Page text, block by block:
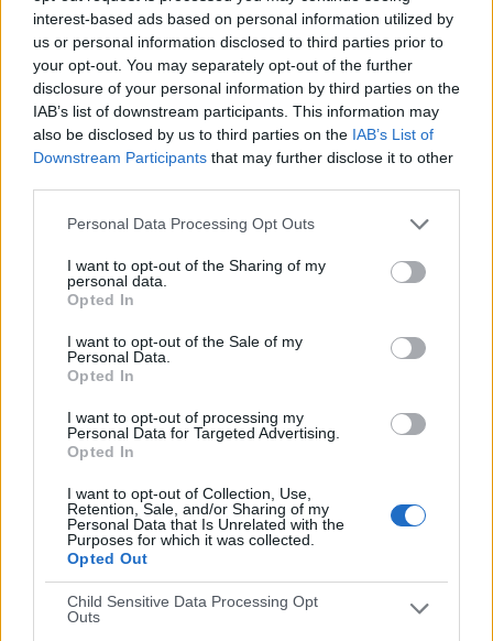
interest-based ads based on personal information utilized by
us or personal information disclosed to third parties prior to
your opt-out. You may separately opt-out of the further
disclosure of your personal information by third parties on the
IAB’s list of downstream participants. This information may
also be disclosed by us to third parties on the IAB’s List of
Downstream Participants that may further disclose it to other
Personal Data Processing Opt Outs
I want to opt-out of the Sharing of my
personal data.
Opted In
I want to opt-out of the Sale of my
Personal Data.
Opted In
I want to opt-out of processing my
Personal Data for Targeted Advertising.
Opted In
I want to opt-out of Collection, Use,
Retention, Sale, and/or Sharing of my
Personal Data that Is Unrelated with the
Purposes for which it was collected.
Opted Out
Child Sensitive Data Processing Opt
Outs
A fecha de hoy07/08/2026 y desde que esta web recoge los datos
estadísticos de cuándo y dónde se televisan los partidos de Fútboldel
equipo Athletic Club AcademyenEspaña, que fue el25/03/2013
podemos dar los siguientes datos:
160
154 partidos en abierto
6 partidos de pago
3,75%
Real Sociedad Academy - Athletic Club Academy
13/06/2026 Liga Futura por Teledeporte, RTVE Play, Sevilla FC +, Liga F
RANKING POR CANALES
TVAthleticClub YouTube
19 (11,88%)
LaLiga+
16 (10%)
Ver ranking completo